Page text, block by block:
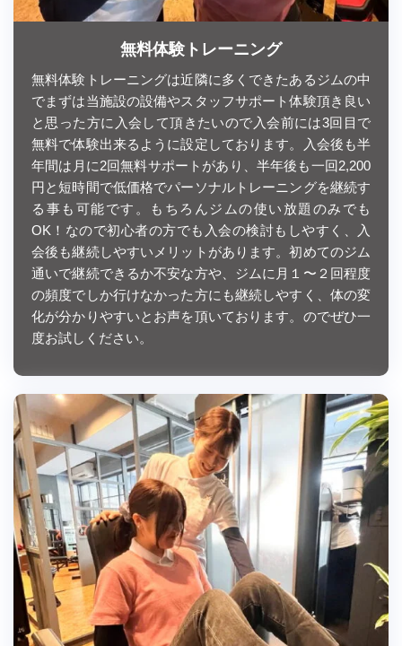
無料体験トレーニング
無料体験トレーニングは近隣に多くできたあるジムの中
でまずは当施設の設備やスタッフサポート体験頂き良い
と思った方に入会して頂きたいので入会前には3回目で
無料で体験出来るように設定しております。入会後も半
年間は月に2回無料サポートがあり、半年後も一回2,200
円と短時間で低価格でパーソナルトレーニングを継続す
る事も可能です。もちろんジムの使い放題のみでも
OK！なので初心者の方でも入会の検討もしやすく、入
会後も継続しやすいメリットがあります。初めてのジム
通いで継続できるか不安な方や、ジムに月１〜２回程度
の頻度でしか行けなかった方にも継続しやすく、体の変
化が分かりやすいとお声を頂いております。のでぜひ一
度お試しください。